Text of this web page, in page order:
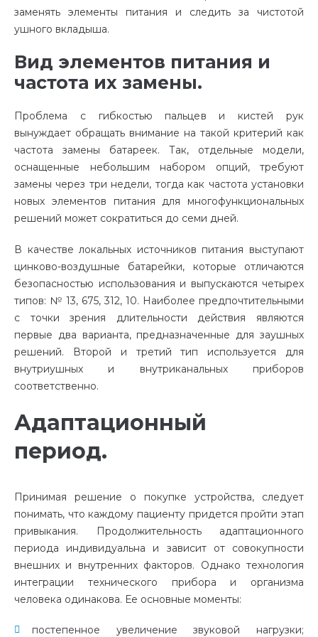
заменять элементы питания и следить за чистотой
ушного вкладыша.
Вид элементов питания и
частота их замены.
Проблема с гибкостью пальцев и кистей рук
вынуждает обращать внимание на такой критерий как
частота замены батареек. Так, отдельные модели,
оснащенные небольшим набором опций, требуют
замены через три недели, тогда как частота установки
новых элементов питания для многофункциональных
решений может сократиться до семи дней.
В качестве локальных источников питания выступают
цинково-воздушные батарейки, которые отличаются
безопасностью использования и выпускаются четырех
типов: № 13, 675, 312, 10. Наиболее предпочтительными
с точки зрения длительности действия являются
первые два варианта, предназначенные для заушных
решений. Второй и третий тип используется для
внутриушных и внутриканальных приборов
соответственно.
Адаптационный
период.
Принимая решение о покупке устройства, следует
понимать, что каждому пациенту придется пройти этап
привыкания. Продолжительность адаптационного
периода индивидуальна и зависит от совокупности
внешних и внутренних факторов. Однако технология
интеграции технического прибора и организма
человека одинакова. Ее основные моменты:
постепенное увеличение звуковой нагрузки;